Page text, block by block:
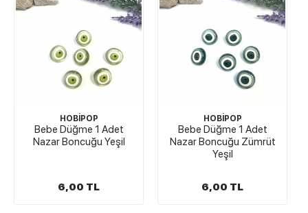
HOBİPOP
Bebe Düğme 1 Adet
Nazar Boncuğu Yeşil
6,00 TL
HOBİPOP
Bebe Düğme 1 Adet
Nazar Boncuğu Zümrüt
Yeşil
6,00 TL